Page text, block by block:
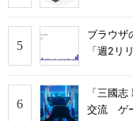
ブラウザ
「週2リ
「三國
交流 ゲ